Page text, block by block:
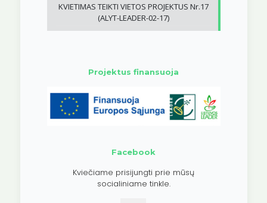
KVIETIMAS TEIKTI VIETOS PROJEKTUS Nr.17
(ALYT-LEADER-02-17)
Projektus finansuoja
Facebook
Kviečiame prisijungti prie mūsų
socialiniame tinkle.